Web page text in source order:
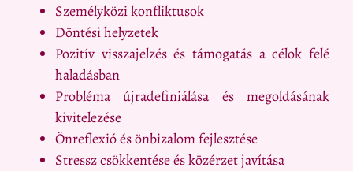
Személyközi konfliktusok
Döntési helyzetek
Pozitív visszajelzés és támogatás a célok felé
haladásban
Probléma újradefiniálása és megoldásának
kivitelezése
Önreflexió és önbizalom fejlesztése
Stressz csökkentése és közérzet javítása